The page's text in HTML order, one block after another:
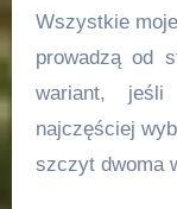
Wszystkie
prowadzą od
wariant,
najczęściej
szczyt dwoma